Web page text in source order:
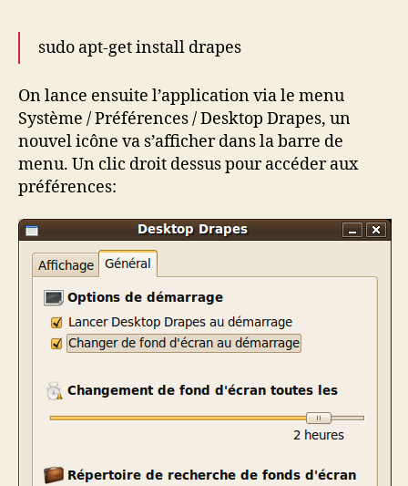
sudo apt-get install drapes
On lance ensuite l’application via le menu
Système / Préférences / Desktop Drapes, un
nouvel icône va s’afficher dans la barre de
menu. Un clic droit dessus pour accéder aux
préférences: